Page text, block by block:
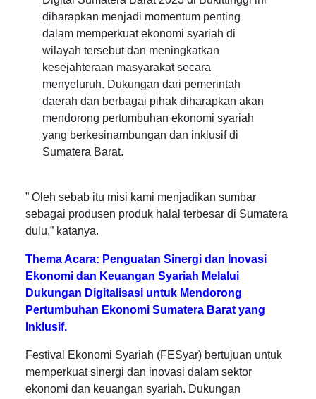
diharapkan menjadi momentum penting
dalam memperkuat ekonomi syariah di
wilayah tersebut dan meningkatkan
kesejahteraan masyarakat secara
menyeluruh. Dukungan dari pemerintah
daerah dan berbagai pihak diharapkan akan
mendorong pertumbuhan ekonomi syariah
yang berkesinambungan dan inklusif di
Sumatera Barat.
” Oleh sebab itu misi kami menjadikan sumbar
sebagai produsen produk halal terbesar di Sumatera
dulu,” katanya.
Thema Acara: Penguatan Sinergi dan Inovasi
Ekonomi dan Keuangan Syariah Melalui
Dukungan Digitalisasi untuk Mendorong
Pertumbuhan Ekonomi Sumatera Barat yang
Inklusif.
Festival Ekonomi Syariah (FESyar) bertujuan untuk
memperkuat sinergi dan inovasi dalam sektor
ekonomi dan keuangan syariah. Dukungan